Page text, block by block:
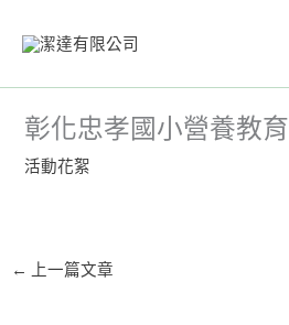
彰化忠孝國小營養教育
活動花絮
← 上一篇文章